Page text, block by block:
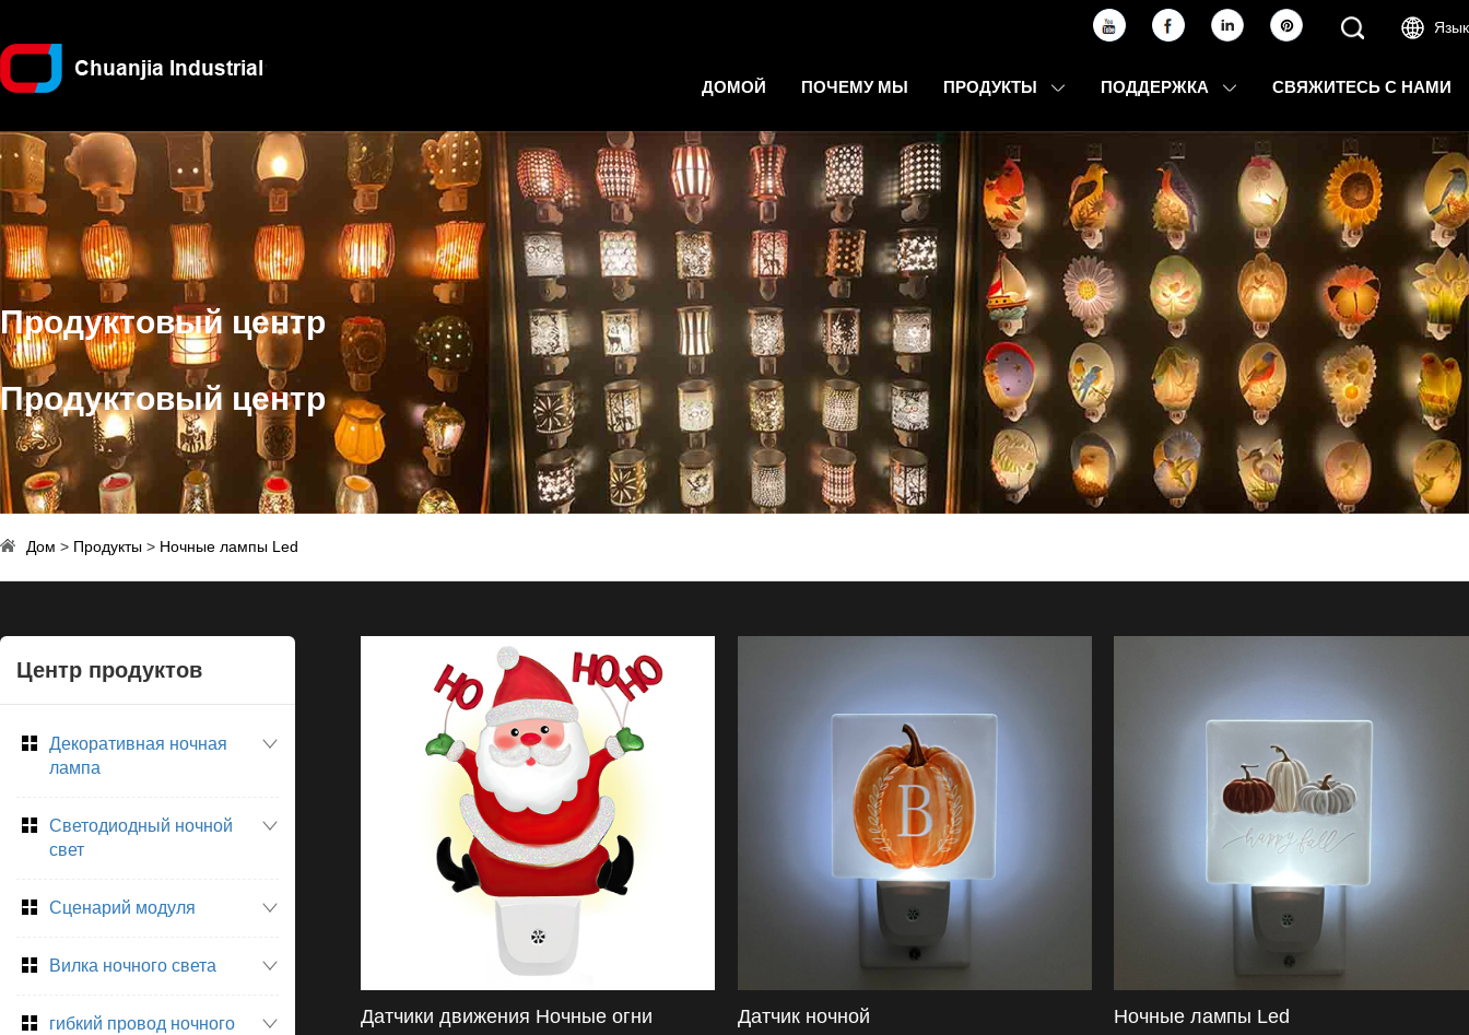
Язык
ДОМОЙ ПОЧЕМУ МЫ ПРОДУКТЫ ПОДДЕРЖКА СВЯЖИТЕСЬ С НАМИ
Продуктовый центр
Продуктовый центр
Дом > Продукты > Ночные лампы Led
Центр продуктов
Декоративная ночная
лампа
Светодиодный ночной
свет
Сценарий модуля
Вилка ночного света
гибкий провод ночного
Датчики движения Ночные огни
Датчик ночной Ночные лампы Led